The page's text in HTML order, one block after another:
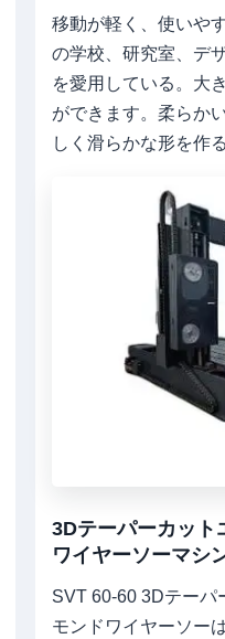
移動が軽く、使いや
の学校、研究室、デ
を愛用している。大
ができます。柔らか
しく滑らかな形を作
3Dテーパーカット
ワイヤーソーマシ
SVT 60-60 3Dテーパ
モンドワイヤーソー